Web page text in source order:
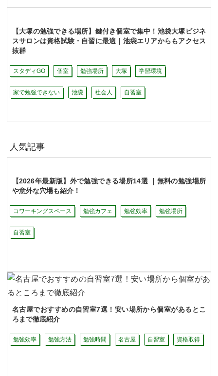
【大塚の勉強できる場所】鍵付き個室で集中！池袋大塚ビジネ
スサロンは資格試験・自習に最適｜池袋エリアからもアクセス
抜群
スタディGO 個室 勉強場所 大塚 学習環境
家で勉強できない 池袋 社会人 自習室
人気記事
【2026年最新版】外で勉強できる場所14選 ｜無料の勉強場所
や意外な穴場も紹介！
コワーキングスペース 勉強カフェ 勉強効率 勉強場所
自習室
名古屋でおすすめの自習室7選！安い場所から個室があるとこ
ろまで徹底紹介
勉強効率 勉強方法 勉強時間 名古屋 自習室 資格取得